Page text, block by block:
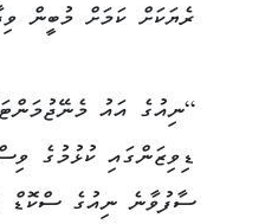
ރެޔަކަށް ކަމަށް މުބީން
“ނިއުގެ އައު
ޑިވިޒަންގައި ކުޅުމުގެ
ސާފުވާނެ ނިއުގެ ސްކޮޑް